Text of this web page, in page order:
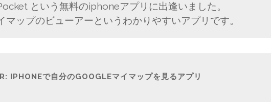
という無料のiphoneアプリに出逢いました。
マップのビューアーというわかりやすいアプリです。
IPHONEで自分のGOOGLEマイマップを見るアプリ